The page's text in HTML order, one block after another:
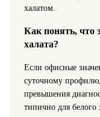
халатом.
Как понять, что
халата?
Если офисные
суточному
превышения
типично для белого